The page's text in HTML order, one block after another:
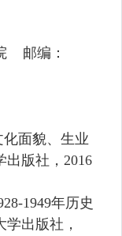
邮编：
化面貌、生业
版社， 2016
1949年历史
出版社，